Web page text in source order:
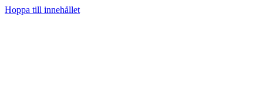
Hoppa till innehållet